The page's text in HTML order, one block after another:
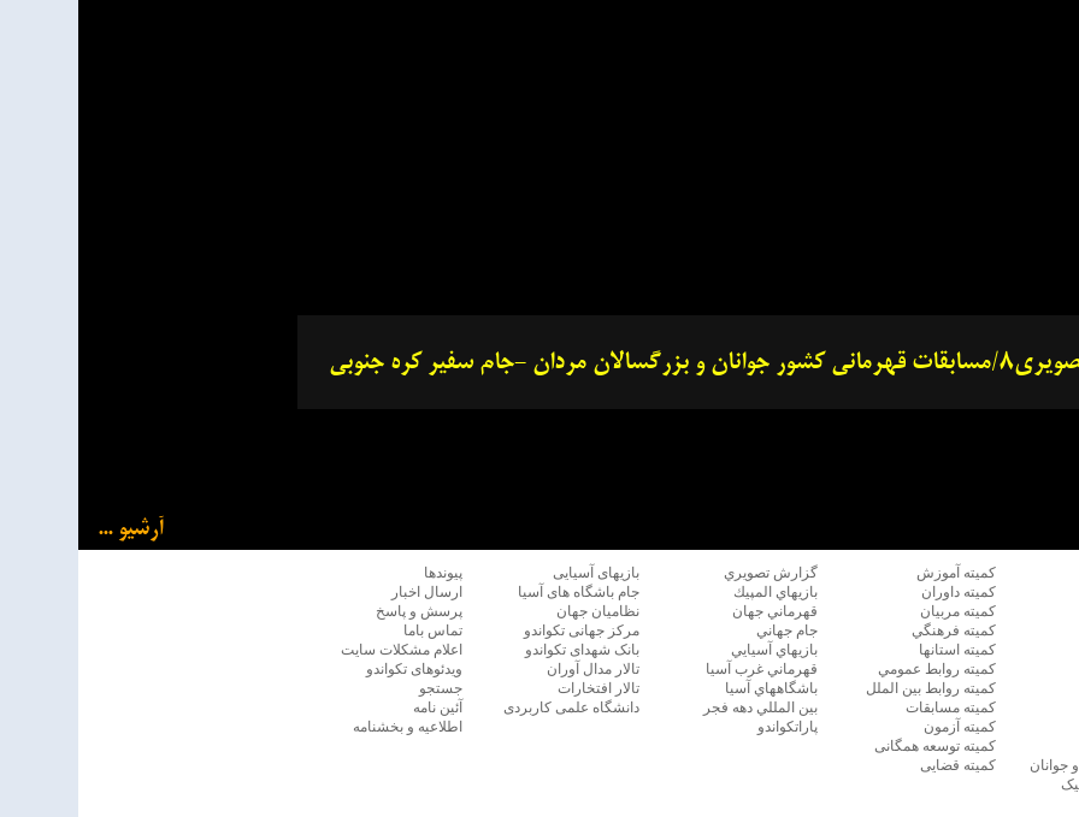
آرشیو ...
كميته آموزش
كميته داوران
كميته مربيان
كميته فرهنگي
كميته استانها
كميته روابط عمومي
كميته روابط بين الملل
كميته مسابقات
كميته آزمون
كميته توسعه همگانی
كميته قضایی
گزارش تصويري
بازيهاي المپيك
قهرماني جهان
جام جهاني
بازيهاي آسيايي
قهرماني غرب آسيا
باشگاههاي آسيا
بين المللي دهه فجر
پاراتکواندو
بازیهای آسیایی
جام باشگاه های آسیا
نظامیان جهان
مرکز جهانی تکواندو
بانک شهدای تکواندو
تالار مدال آوران
تالار افتخارات
دانشگاه علمی کاربردی
پيوندها
ارسال اخبار
پرسش و پاسخ
تماس باما
اعلام مشكلات سايت
ویدئوهای تکواندو
جستجو
آئين نامه
اطلاعیه و بخشنامه